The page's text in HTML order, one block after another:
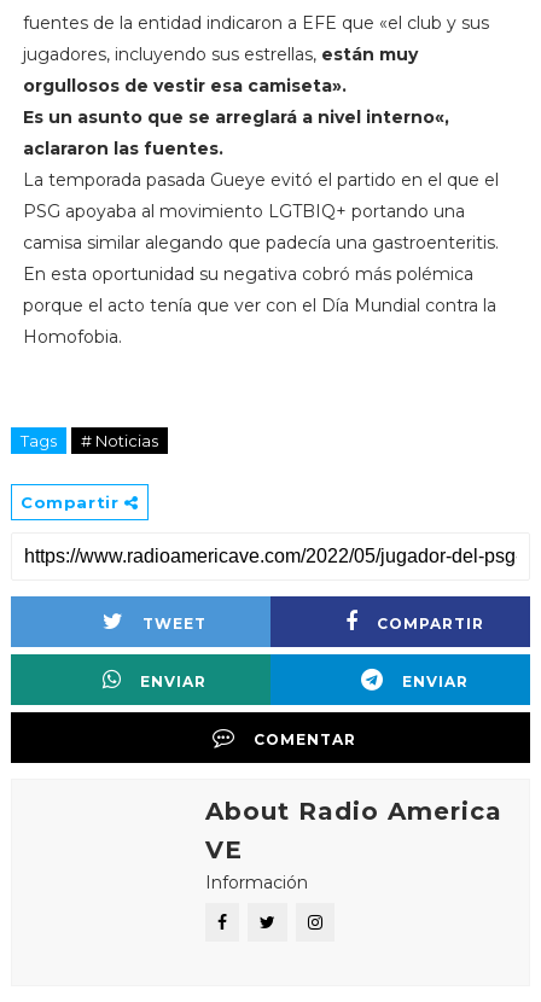
fuentes de la entidad indicaron a EFE que «el club y sus
jugadores, incluyendo sus estrellas, están muy
orgullosos de vestir esa camiseta».
Es un asunto que se arreglará a nivel interno«,
aclararon las fuentes.
La temporada pasada Gueye evitó el partido en el que el
PSG apoyaba al movimiento LGTBIQ+ portando una
camisa similar alegando que padecía una gastroenteritis.
En esta oportunidad su negativa cobró más polémica
porque el acto tenía que ver con el Día Mundial contra la
Homofobia.
Tags # Noticias
Compartir
TWEET COMPARTIR
ENVIAR ENVIAR
COMENTAR
About Radio America
VE
Información